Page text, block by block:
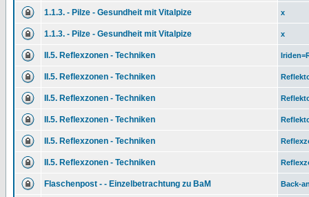
1.1.3. - Pilze - Gesundheit mit Vitalpize x
1.1.3. - Pilze - Gesundheit mit Vitalpize x
II.5. Reflexzonen - Techniken
II.5. Reflexzonen - Techniken
II.5. Reflexzonen - Techniken
II.5. Reflexzonen - Techniken
II.5. Reflexzonen - Techniken
II.5. Reflexzonen - Techniken
Flaschenpost - - Einzelbetrachtung zu BaM Back-